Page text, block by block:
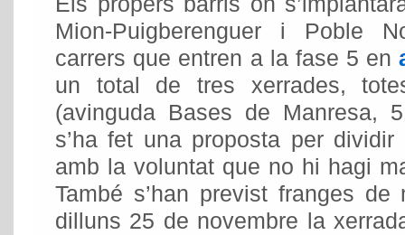
Mion-Puigberenguer i Poble
carrers que entren a la fase 5 en
un total de tres xerrades,
(avinguda Bases de Manresa,
s’ha fet una proposta per
amb la voluntat que no hi hagi
També s’han previst franges
dilluns 25 de novembre la